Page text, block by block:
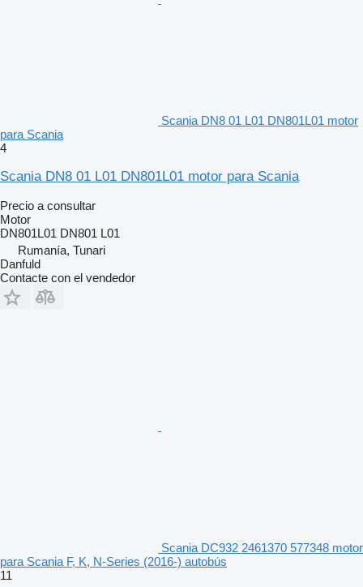
Scania DN8 01 L01 DN801L01 motor
para Scania
4
Scania DN8 01 L01 DN801L01 motor para Scania
Precio a consultar
Motor
DN801L01 DN801 L01
Rumanía, Tunari
Danfuld
Contacte con el vendedor
Scania DC932 2461370 577348 motor
para Scania F, K, N-Series (2016-) autobús
11